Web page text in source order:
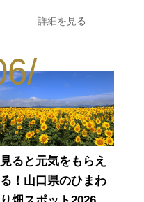
詳細を見る
見ると元気をもらえ
る！山口県のひまわ